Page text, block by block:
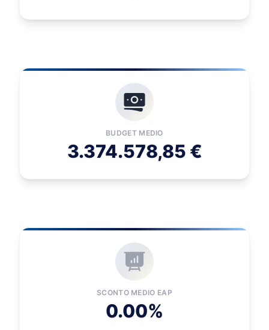
BUDGET MEDIO
3.374.578,85 €
SCONTO MEDIO EAP
0.00%